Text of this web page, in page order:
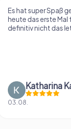
Es hat super Spaß
heute das erste Mal
definitiv nicht das
Katharina
03.08.